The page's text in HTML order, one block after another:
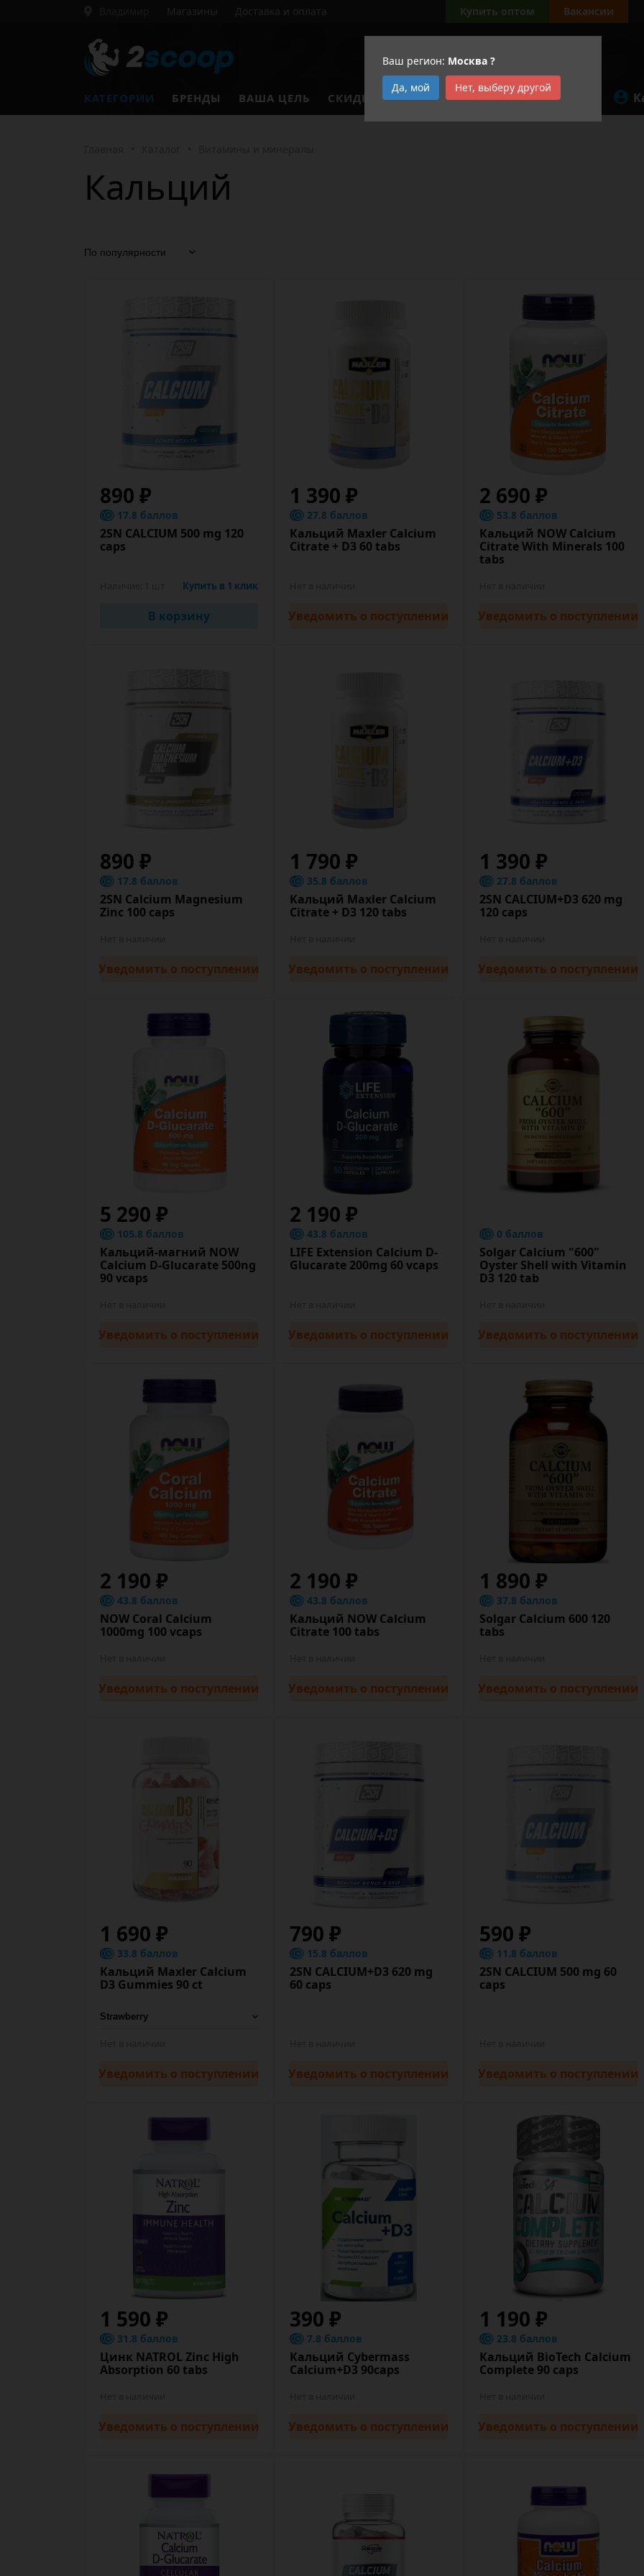
Ваш регион: Москва ?
Да, мой
Нет, выберу другой
Магазины Доставка и оплата Купить оптом Вакансии
КАТЕГОРИИ БРЕНДЫ ВАША ЦЕЛЬ СКИДКИ АКЦИИ
Кальций
890 ₽
17.8 баллов
2SN CALCIUM 500 mg 120
caps
Купить в 1 клик
В корзину
1 390 ₽
27.8 баллов
Кальций Maxler Calcium
Citrate + D3 60 tabs
Уведомить о поступлении
2 690 ₽
53.8 баллов
Кальций NOW Calcium
Citrate With Minerals 100
tabs
Уведомить о поступлении
890 ₽
17.8 баллов
2SN Calcium Magnesium
Zinc 100 caps
Уведомить о поступлении
1 790 ₽
35.8 баллов
Кальций Maxler Calcium
Citrate + D3 120 tabs
Уведомить о поступлении
1 390 ₽
27.8 баллов
2SN CALCIUM+D3 620 mg
120 caps
Уведомить о поступлении
5 290 ₽
105.8 баллов
Кальций-магний NOW
Calcium D-Glucarate 500ng
90 vcaps
Уведомить о поступлении
2 190 ₽
43.8 баллов
LIFE Extension Calcium D-
Glucarate 200mg 60 vcaps
Уведомить о поступлении
0 баллов
Solgar Calcium "600"
Oyster Shell with Vitamin
D3 120 tab
Уведомить о поступлении
2 190 ₽
43.8 баллов
NOW Coral Calcium
1000mg 100 vcaps
Уведомить о поступлении
2 190 ₽
43.8 баллов
Кальций NOW Calcium
Citrate 100 tabs
Уведомить о поступлении
1 890 ₽
37.8 баллов
Solgar Calcium 600 120
tabs
Уведомить о поступлении
1 690 ₽
33.8 баллов
Кальций Maxler Calcium
D3 Gummies 90 ct
Уведомить о поступлении
790 ₽
15.8 баллов
2SN CALCIUM+D3 620 mg
60 caps
Уведомить о поступлении
590 ₽
11.8 баллов
2SN CALCIUM 500 mg 60
caps
Уведомить о поступлении
1 590 ₽
31.8 баллов
Цинк NATROL Zinc High
Absorption 60 tabs
Уведомить о поступлении
390 ₽
7.8 баллов
Кальций Cybermass
Calcium+D3 90caps
Уведомить о поступлении
1 190 ₽
23.8 баллов
Кальций BioTech Calcium
Complete 90 caps
Уведомить о поступлении